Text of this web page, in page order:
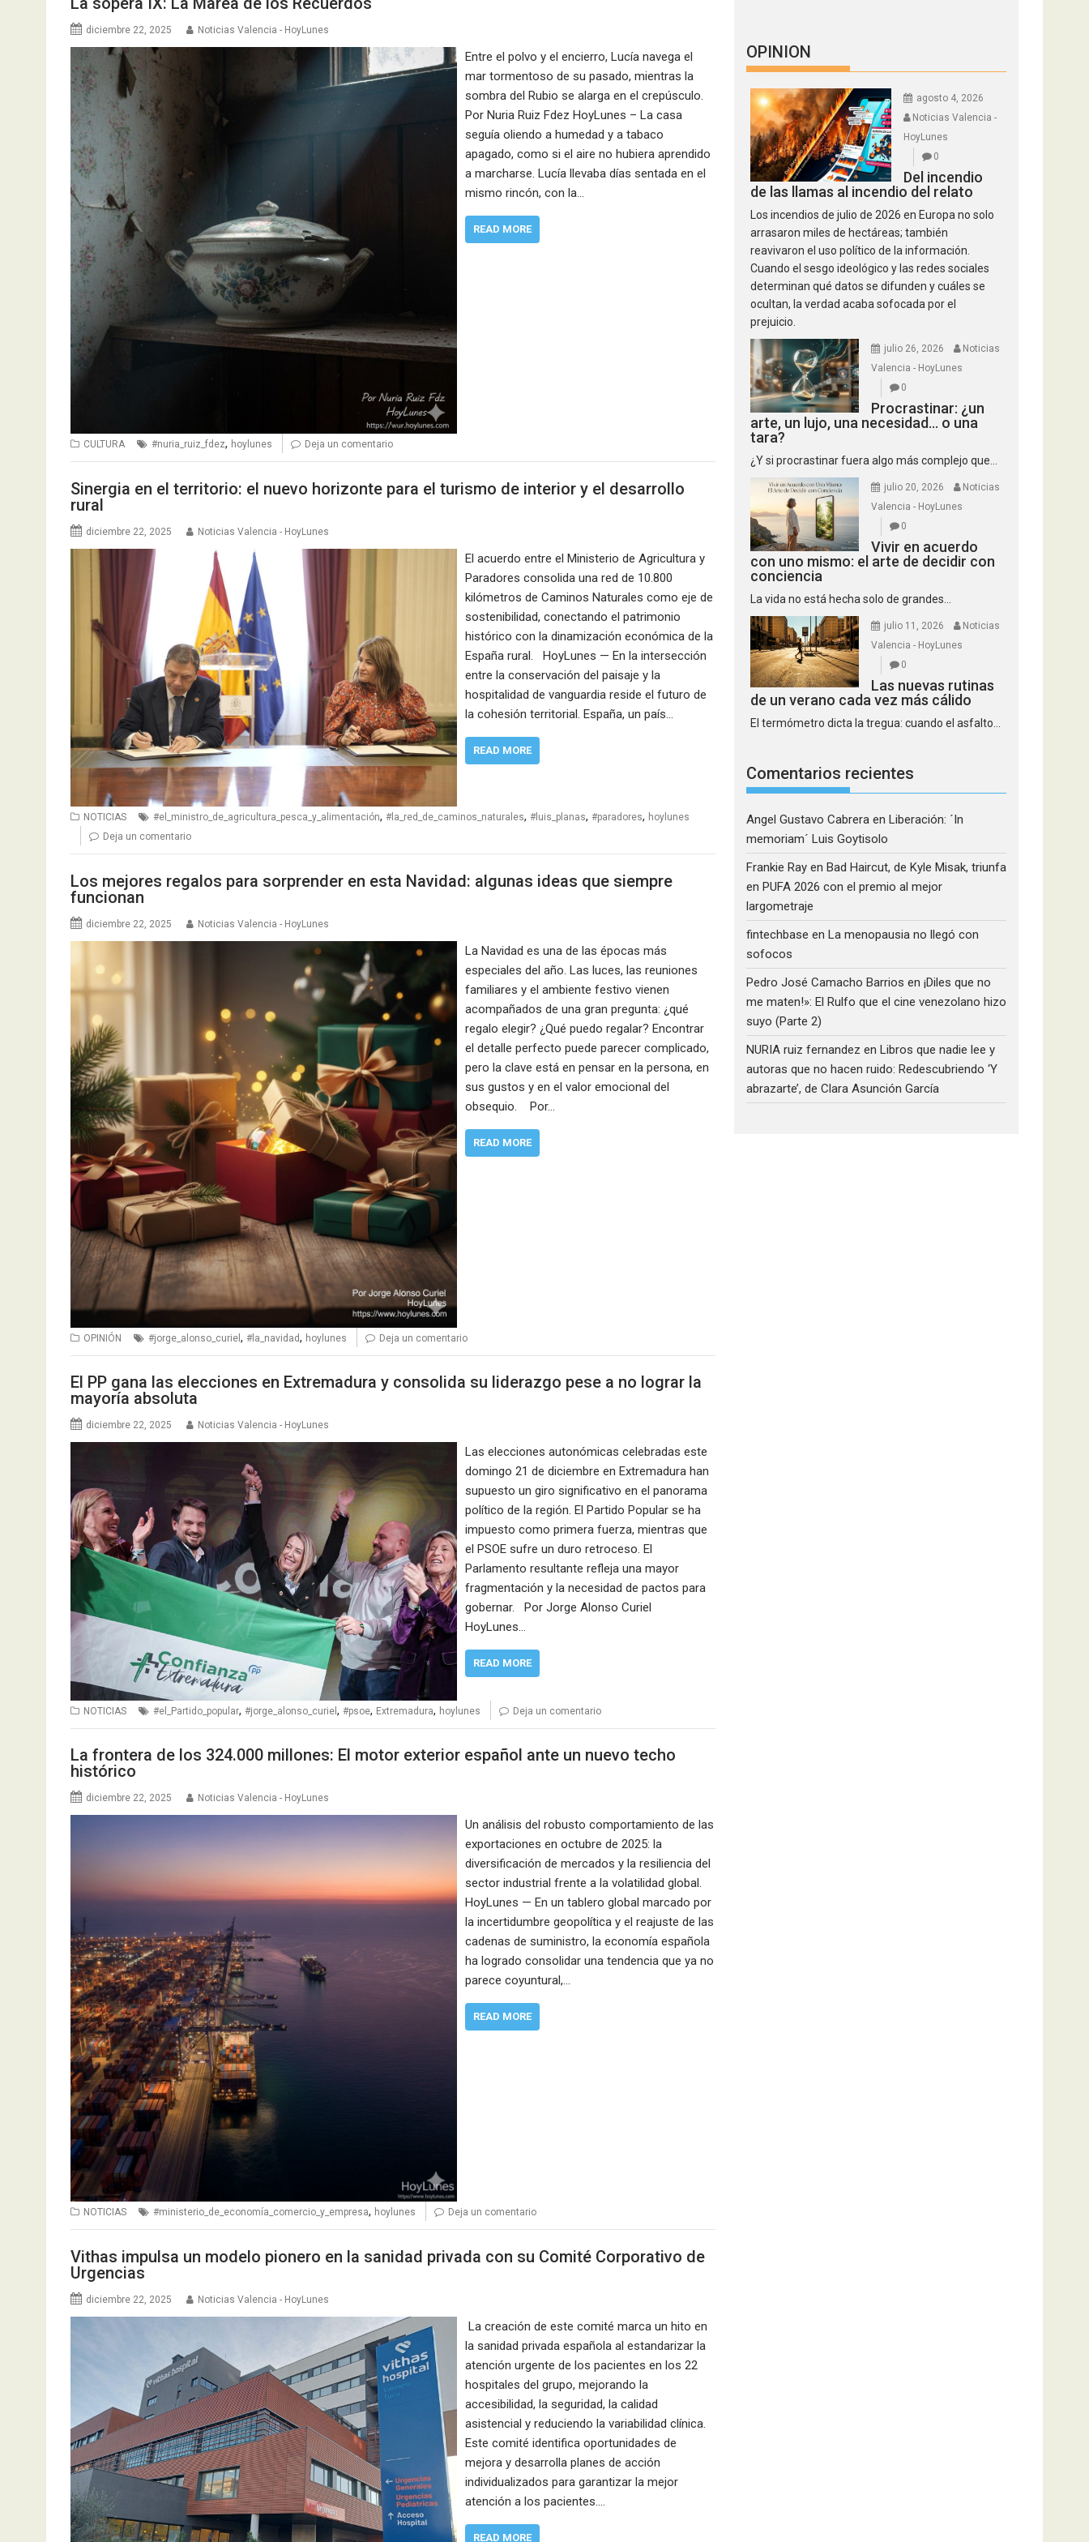
diciembre 22, 2025 Noticias Valencia - HoyLunes
Entre el polvo y el encierro, Lucía navega el
mar tormentoso de su pasado, mientras la
sombra del Rubio se alarga en el crepúsculo.
Por Nuria Ruiz Fdez HoyLunes – La casa
seguía oliendo a humedad y a tabaco
apagado, como si el aire no hubiera aprendido
a marcharse. Lucía llevaba días sentada en el
mismo rincón, con la…
READ MORE
CULTURA #nuria_ruiz_fdez, hoylunes Deja un comentario
Sinergia en el territorio: el nuevo horizonte para el turismo de interior y el desarrollo
rural
diciembre 22, 2025 Noticias Valencia - HoyLunes
El acuerdo entre el Ministerio de Agricultura y
Paradores consolida una red de 10.800
kilómetros de Caminos Naturales como eje de
sostenibilidad, conectando el patrimonio
histórico con la dinamización económica de la
España rural. HoyLunes — En la intersección
entre la conservación del paisaje y la
hospitalidad de vanguardia reside el futuro de
la cohesión territorial. España, un país…
READ MORE
NOTICIAS #el_ministro_de_agricultura_pesca_y_alimentación, #la_red_de_caminos_naturales, #luis_planas, #paradores, hoylunes
Deja un comentario
Los mejores regalos para sorprender en esta Navidad: algunas ideas que siempre
funcionan
diciembre 22, 2025 Noticias Valencia - HoyLunes
La Navidad es una de las épocas más
especiales del año. Las luces, las reuniones
familiares y el ambiente festivo vienen
acompañados de una gran pregunta: ¿qué
regalo elegir? ¿Qué puedo regalar? Encontrar
el detalle perfecto puede parecer complicado,
pero la clave está en pensar en la persona, en
sus gustos y en el valor emocional del
obsequio. Por…
READ MORE
OPINIÓN #jorge_alonso_curiel , #la_navidad, hoylunes Deja un comentario
El PP gana las elecciones en Extremadura y consolida su liderazgo pese a no lograr la
mayoría absoluta
diciembre 22, 2025 Noticias Valencia - HoyLunes
Las elecciones autonómicas celebradas este
domingo 21 de diciembre en Extremadura han
supuesto un giro significativo en el panorama
político de la región. El Partido Popular se ha
impuesto como primera fuerza, mientras que
el PSOE sufre un duro retroceso. El
Parlamento resultante refleja una mayor
fragmentación y la necesidad de pactos para
gobernar. Por Jorge Alonso Curiel
HoyLunes…
READ MORE
NOTICIAS #el_Partido_popular, #jorge_alonso_curiel , #psoe, Extremadura, hoylunes Deja un comentario
La frontera de los 324.000 millones: El motor exterior español ante un nuevo techo
histórico
diciembre 22, 2025 Noticias Valencia - HoyLunes
Un análisis del robusto comportamiento de las
exportaciones en octubre de 2025: la
diversificación de mercados y la resiliencia del
sector industrial frente a la volatilidad global.
HoyLunes — En un tablero global marcado por
la incertidumbre geopolítica y el reajuste de las
cadenas de suministro, la economía española
ha logrado consolidar una tendencia que ya no
parece coyuntural,…
READ MORE
NOTICIAS #ministerio_de_economía_comercio_y_empresa, hoylunes Deja un comentario
Vithas impulsa un modelo pionero en la sanidad privada con su Comité Corporativo de
Urgencias
diciembre 22, 2025 Noticias Valencia - HoyLunes
La creación de este comité marca un hito en
la sanidad privada española al estandarizar la
atención urgente de los pacientes en los 22
hospitales del grupo, mejorando la
accesibilidad, la seguridad, la calidad
asistencial y reduciendo la variabilidad clínica.
Este comité identifica oportunidades de
mejora y desarrolla planes de acción
individualizados para garantizar la mejor
atención a los pacientes.…
READ MORE
OPINION
agosto 4, 2026
Noticias Valencia -
HoyLunes
0
Del incendio
de las llamas al incendio del relato
Los incendios de julio de 2026 en Europa no solo
arrasaron miles de hectáreas; también
reavivaron el uso político de la información.
Cuando el sesgo ideológico y las redes sociales
determinan qué datos se difunden y cuáles se
ocultan, la verdad acaba sofocada por el
prejuicio.
julio 26, 2026
Noticias
Valencia - HoyLunes
0
Procrastinar: ¿un
arte, un lujo, una necesidad… o una
tara?
¿Y si procrastinar fuera algo más complejo que...
julio 20, 2026
Noticias
Valencia - HoyLunes
0
Vivir en acuerdo
con uno mismo: el arte de decidir con
conciencia
La vida no está hecha solo de grandes...
julio 11, 2026
Noticias
Valencia - HoyLunes
0
Las nuevas rutinas
de un verano cada vez más cálido
El termómetro dicta la tregua: cuando el asfalto...
Comentarios recientes
Angel Gustavo Cabrera en Liberación: ´In
memoriam´ Luis Goytisolo
Frankie Ray en Bad Haircut, de Kyle Misak, triunfa
en PUFA 2026 con el premio al mejor
largometraje
fintechbase en La menopausia no llegó con
sofocos
Pedro José Camacho Barrios en ¡Diles que no
me maten!»: El Rulfo que el cine venezolano hizo
suyo (Parte 2)
NURIA ruiz fernandez en Libros que nadie lee y
autoras que no hacen ruido: Redescubriendo ‘Y
abrazarte’, de Clara Asunción García